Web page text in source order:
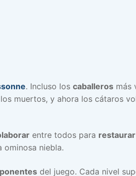
. Incluso los caballeros más
muertos, y ahora los cátaros
entre todos para
ominosa niebla.
del juego. Cada nivel